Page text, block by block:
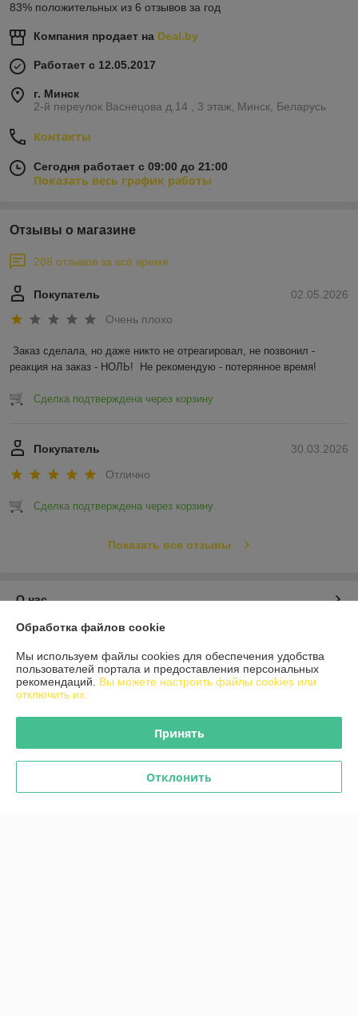
83% положительных из 6 отзывов за год
Компания продает на Deal.by
Работает с 12.05.2017
г. Минск
2-й переулок Васнецова д.14 , 3 этаж, Минск, Беларусь
Контакты
Сегодня работает с 09:00 до 21:00
Показать весь график работы
Отзывы о магазине
288 отзывов за всё время
02.05.2026
Покупатель
Очень плохо
Заказ сделала, но даже никто не отреагировал, не позвонил -
реакция на заказ - НОЛЬ!  Не рекомендую - потерянное время!
Сделка подтверждена через корзину
30.03.2026
Покупатель
Отлично
Сделка подтверждена через корзину
Показать все отзывы
О нас
Контакты
Доставка и оплата
Полная версия сайта
Обработка файлов cookie
Мы используем файлы cookies для обеспечения удобства
пользователей портала и предоставления персональных
рекомендаций. Вы можете настроить файлы cookies или
отключить их.
Принять
Отклонить